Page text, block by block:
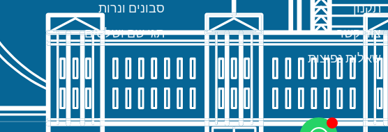
תקנון
צור קשר
שאלות נפוצות
סבונים ונרות
תגי שם ושלטים